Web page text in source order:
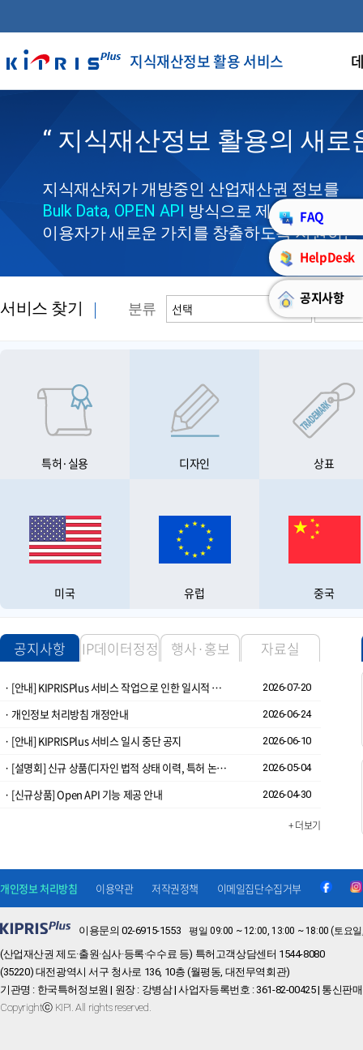
지식재산정보 활용 서비스
FAQ
HelpDesk
공지사항
“ 지식재산정보 활용의 새로
지식재산처가 개방중인 산업재산권 정보를
Bulk Data, OPEN API 방식으로 제공하여,
이용자가 새로운 가치를 창출하도록 지원하
서비스 찾기 분류
특허·실용 디자인 상표
미국 유럽 중국
공지사항 IP데이터정정 행사·홍보 자료실
· [안내] KIPRISPlus 서비스 작업으로 인한 일시적 순단 가능성 공지 2026-07-20
· 개인정보 처리방침 개정안내 2026-06-24
· [안내] KIPRISPlus 서비스 일시 중단 공지 2026-06-10
· [설명회] 신규 상품(디자인 법적 상태 이력, 특허 논문 인용정보) 개방 설명회 안내 2026-05-04
· ​[신규상품] Open API 기능 제공 안내 2026-04-30
+ 더보기
이용문의 02-6915-1553 평일 09:00 ~ 12:00, 13:00 ~ 18:00 (토요
(산업재산권 제도·출원·심사·등록·수수료 등) 특허고객상담센터 1544-8080
(35220) 대전광역시 서구 청사로 136, 10층 (월평동, 대전무역회관)
기관명 : 한국특허정보원 | 원장 : 강병삼 | 사업자등록번호 : 361-82-00425 | 통신판
Copyrightⓒ KIPI. All rights reserved.
개인정보 처리방침 이용약관 저작권정책 이메일집단수집거부